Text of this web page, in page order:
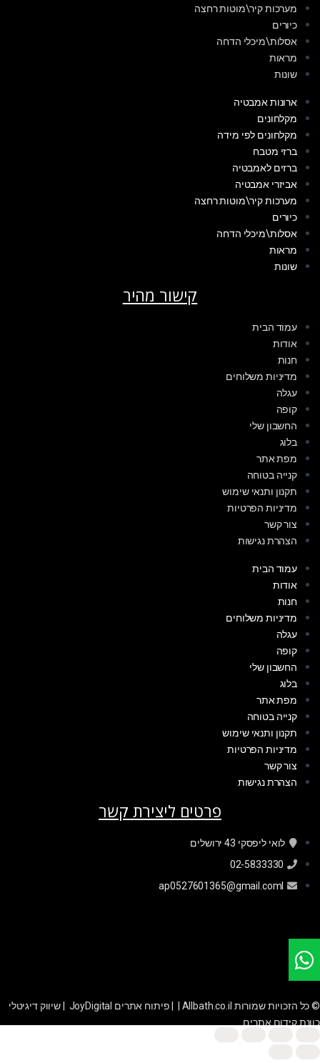
מערכות קיר\מוטות רחצה
כיורים
אסלות\מיכלי הדחה
מראות
שונות
ארונות אמבטיה
מקלחונים
מקלחונים לפי מידה
ברזי מטבח
ברזים לאמבטיה
אביזרי אמבטיה
מערכות קיר\מוטות רחצה
כיורים
אסלות\מיכלי הדחה
מראות
שונות
קישור מהיר
עמוד הבית
אודות
חנות
מדיניות משלוחים
עגלה
קופה
החשבון שלי
בלוג
מפת אתר
קנייה בטוחה
תקנון ותנאי שימוש
מדיניות הפרטיות
צור קשר
הצהרת נגישות
עמוד הבית
אודות
חנות
מדיניות משלוחים
עגלה
קופה
החשבון שלי
בלוג
מפת אתר
קנייה בטוחה
תקנון ותנאי שימוש
מדיניות הפרטיות
צור קשר
הצהרת נגישות
פרטים ליצירת קשר
לואי ליפסקי 43 ירושלים
02-5833330
ap0527601365@gmail.coml
© כל הזכויות שמורות Allbath.co.il | | פיתוח אתרים JoyDigital
שיווק דיגיטלי
כוונת קידום אתרים